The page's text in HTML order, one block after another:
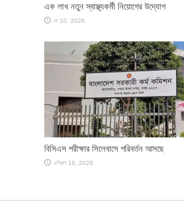
এক লাখ নতুন স্বাস্থ্যকর্মী নিয়োগের উদ্যোগ
মে 10, 2026
বিসিএস পরীক্ষার সিলেবাসে পরিবর্তন আসছে
এপ্রিল 16, 2026